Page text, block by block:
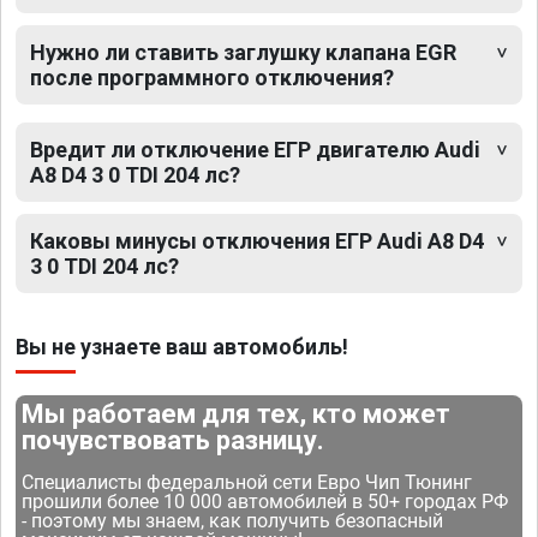
Нужно ли ставить заглушку клапана EGR
после программного отключения?
Вредит ли отключение ЕГР двигателю Audi
A8 D4 3 0 TDI 204 лс?
Каковы минусы отключения ЕГР Audi A8 D4
3 0 TDI 204 лс?
Вы не узнаете ваш автомобиль!
Мы работаем для тех, кто может
почувствовать разницу.
Специалисты федеральной сети Евро Чип Тюнинг
прошили более 10 000 автомобилей в 50+ городах РФ
- поэтому мы знаем, как получить безопасный